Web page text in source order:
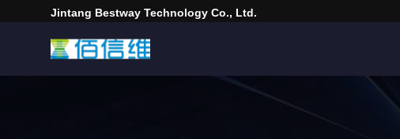
Jintang Bestway Technology Co., Ltd.